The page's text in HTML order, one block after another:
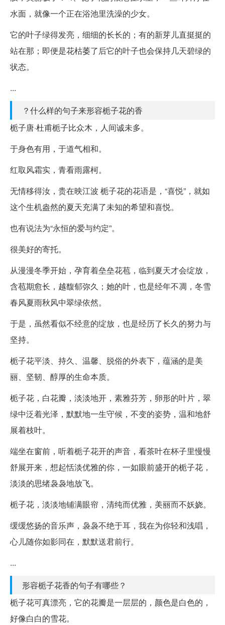
水面，就像一个正在浴池里洗澡的少女。
它的叶子绿得发亮，细细的长长的；有的新芽儿直挺挺的
站在那；即便是花枯萎了后它的叶子也会保持几天碧绿的
状态。
...
？什么样的句子来形容栀子花的香
栀子唐·杜甫栀子比众木，人间诚未多。
于身色有用，于道气相和。
红取风霜实，青看雨露柯。
无情移得汝，贵在映江波 栀子花的花语是，“喜悦”，就如
这个生机盎然的夏天充满了未知的希望和喜悦。
也有说法为“永恒的爱与约定”。
很美好的寄托。
从漫漫冬季开始，孕育着垒垒花苞，临到夏天才会绽放，
含苞期愈长，越馥郁弥久；她的叶，也是经年不凋，冬雪
春风夏雨秋风中翠绿依然。
于是，虽然看似不经意的绽放，也是经历了长久的努力与
坚持。
栀子花平淡、持久、温馨、脱俗的外表下，蕴涵的是美
丽、坚韧、醇厚的生命本质。
栀子花，白花瓣，淡淡地开，素雅芬芳，卵形的叶片，翠
绿中泛着光泽，默默地一生守候，不变的姿势，温和地舒
展着枝叶。
端坐在窗前，听着栀子花开的声音，看茶叶在杯子里慢慢
舒展开来，想起恬淡优雅的你，一如眼前盛开的栀子花，
淡淡的思绪袅袅地放飞。
栀子花，淡淡地铺满眼帘，清纯而优雅，美丽而不妖娆。
缓缓悠扬的音乐声，袅袅不绝于耳，我在为你轻和浅唱，
心儿随你如影同在，默默送君前行。
...
形容栀子花香的句子有哪些？
栀子花可真漂亮，它的花瓣是一层层的，颜色是白色的，
好像白白的雪花。